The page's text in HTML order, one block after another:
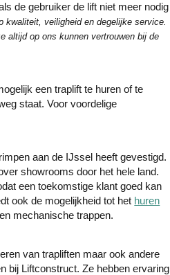
de gebruiker de lift niet meer nodig
kwaliteit, veiligheid en degelijke service.
altijd op ons kunnen vertrouwen bij de
een traplift te huren of te
staat. Voor voordelige
aan de IJssel heeft gevestigd.
showrooms door het hele land.
een toekomstige klant goed kan
ook de mogelijkheid tot het huren
mechanische trappen.
van trapliften maar ook andere
bij Liftconstruct. Ze hebben ervaring